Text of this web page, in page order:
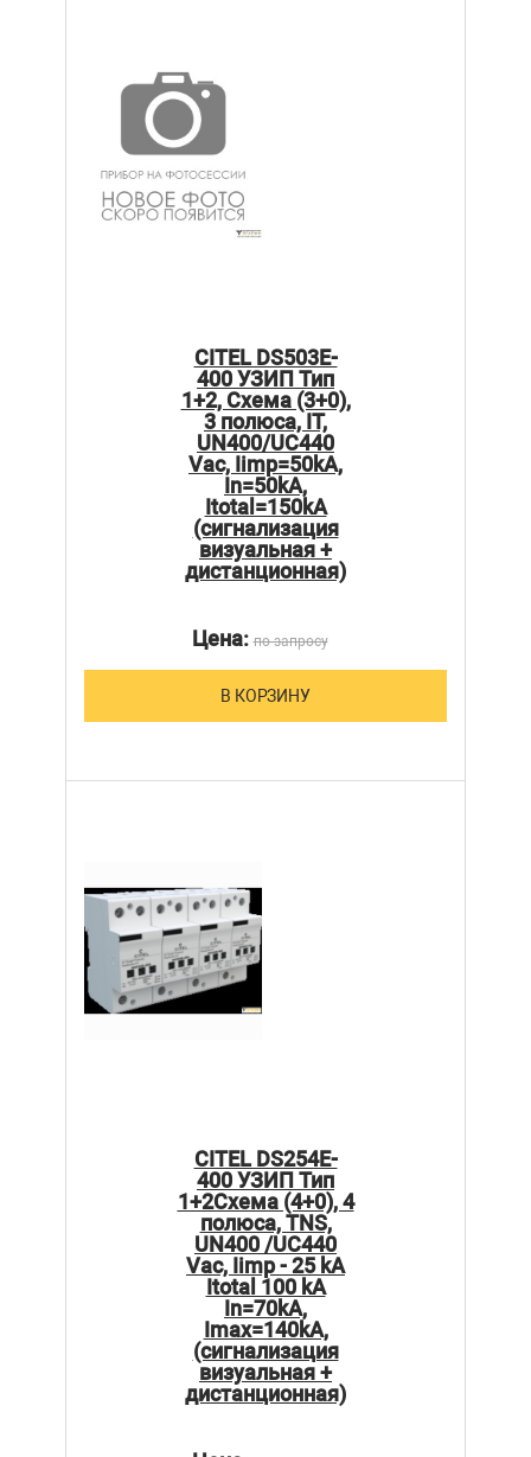
CITEL DS503E-
400 УЗИП Тип
1+2, Схема (3+0),
3 полюса, IT,
UN400/UC440
Vac, Iimp=50kA,
In=50kA,
Itotal=150kA
(сигнализация
визуальная +
дистанционная)
Цена:по запросу
В КОРЗИНУ
CITEL DS254E-
400 УЗИП Тип
1+2Схема (4+0), 4
полюса, TNS,
UN400 /UC440
Vac, Iimp - 25 kA
Itotal 100 kA
In=70kA,
Imax=140kA,
(сигнализация
визуальная +
дистанционная)